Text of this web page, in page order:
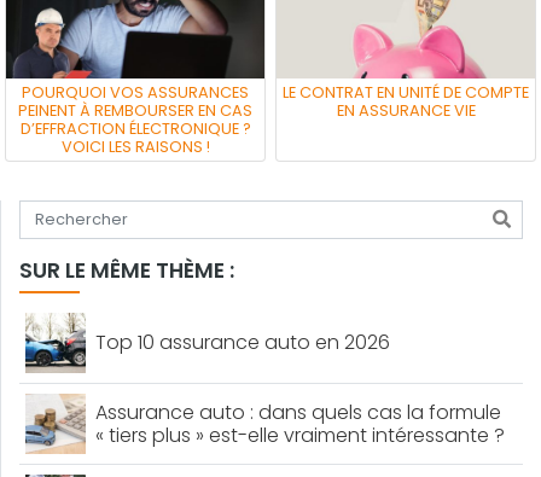
POURQUOI VOS ASSURANCES
PEINENT À REMBOURSER EN CAS
D’EFFRACTION ÉLECTRONIQUE ?
VOICI LES RAISONS !
LE CONTRAT EN UNITÉ DE COMPTE
EN ASSURANCE VIE
Tapez votre recherche
SUR LE MÊME THÈME :
Top 10 assurance auto en 2026
Assurance auto : dans quels cas la formule
« tiers plus » est-elle vraiment intéressante ?